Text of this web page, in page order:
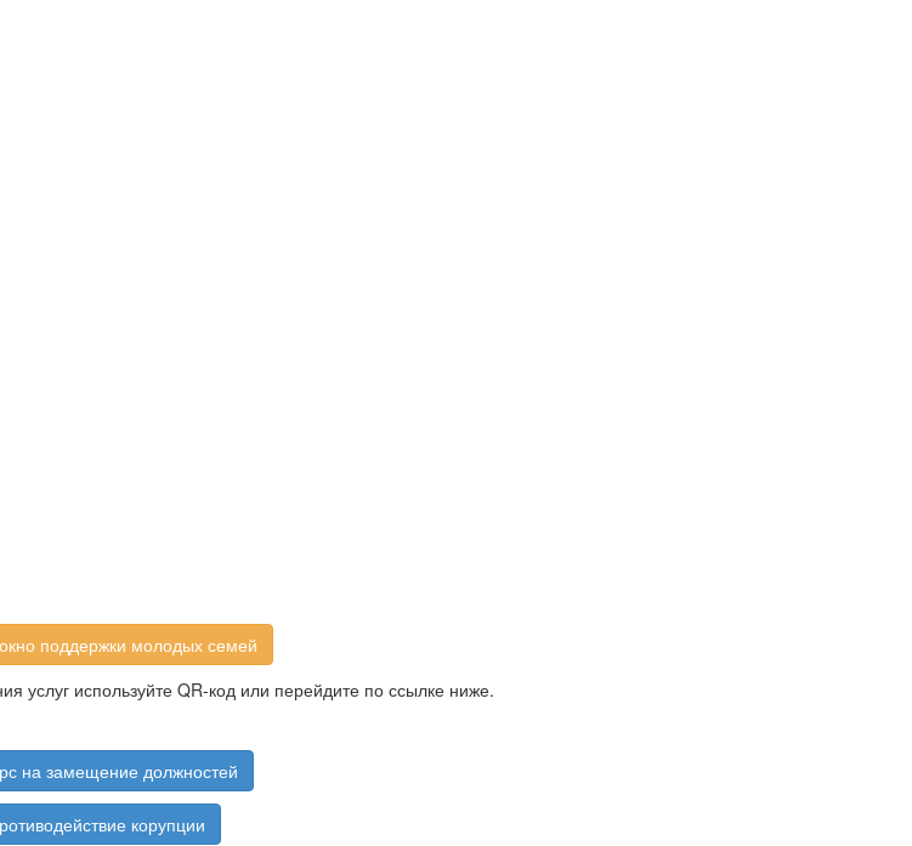
поддержки молодых семей
услуг используйте QR-код или перейдите по ссылке ниже.
на замещение должностей
корупции